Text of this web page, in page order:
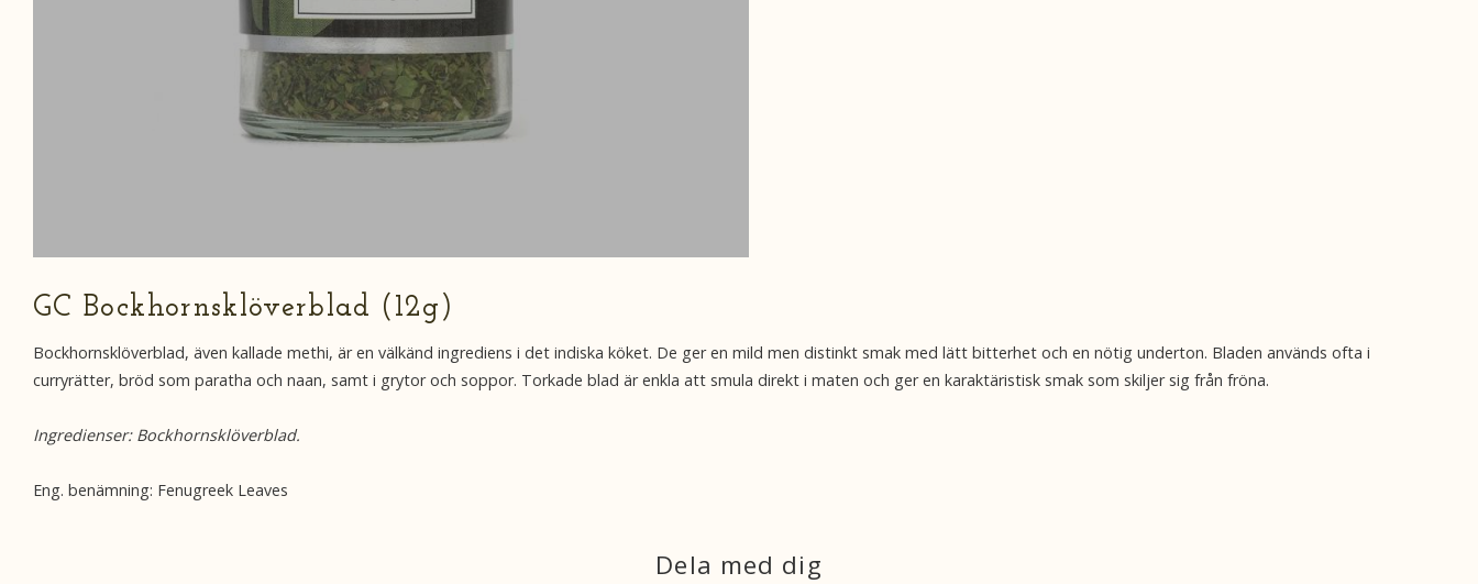
GC Bockhornsklöverblad (12g)
Bockhornsklöverblad, även kallade methi, är en välkänd ingrediens i det indiska köket. De ger en mild men distinkt smak med lätt bitterhet och en nötig underton. Bladen används ofta i
curryrätter, bröd som paratha och naan, samt i grytor och soppor. Torkade blad är enkla att smula direkt i maten och ger en karaktäristisk smak som skiljer sig från fröna.
Ingredienser: Bockhornsklöverblad.
Eng. benämning: Fenugreek Leaves
Dela med dig